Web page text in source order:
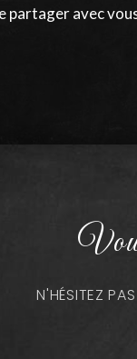
partager avec
N'HÉSITEZ